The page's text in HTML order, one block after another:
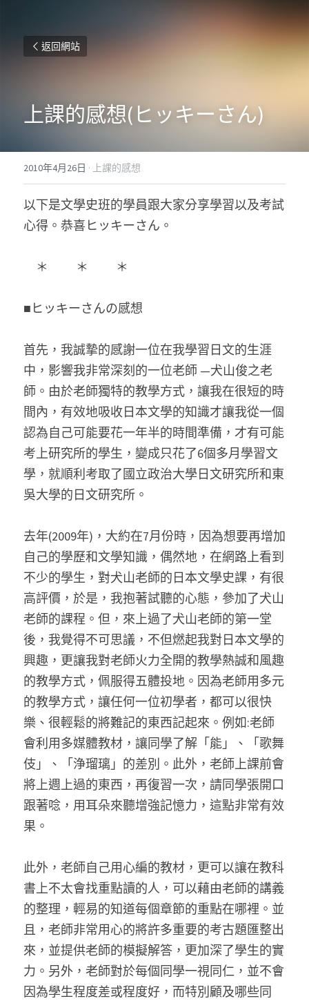
返回網站
上課的感想(ヒッキーさん)
2010年4月26日 · 上課的感想
以下是文學史班的學員跟大家分享學習以及考試
心得。恭喜ヒッキーさん。
＊　　 ＊ 　　＊
■ヒッキーさんの感想
首先，我誠摯的感謝一位在我學習日文的生涯
中，影響我非常深刻的一位老師 —犬山俊之老
師。由於老師獨特的教學方式，讓我在很短的時
間內，有效地吸收日本文學的知識才讓我從一個
認為自己可能要花一年半的時間準備，才有可能
考上研究所的學生，變成只花了6個多月學習文
學，就順利考取了國立政治大學日文研究所和東
吳大學的日文研究所。
去年(2009年)，大約在7月份時，因為想要再增加
自己的學歷和文學知識，偶然地，在網路上看到
不少的學生，對犬山老師的日本文學史課，有很
高評價，於是，我抱著試聽的心態，參加了犬山
老師的課程。但，來上過了犬山老師的第一堂
後，我覺得不可思議，不但燃起我對日本文學的
興趣，更讓我對老師火力全開的教學熱誠和風趣
的教學方式，佩服得五體投地。因為老師用多元
的教學方式，讓任何一位初學者，都可以很快
樂、很輕鬆的將難記的東西記起來。例如:老師
會利用多媒體教材，讓同學了解「能」、「歌舞
伎」、「浄瑠璃」的差別。此外，老師上課前會
將上週上過的東西，再復習一次，請同學張開口
跟著唸，用耳朵來聽增強記憶力，這點非常有效
果。
此外，老師自己用心編的教材，更可以讓在教科
書上不太會找重點讀的人，可以藉由老師的講義
的整理，輕易的知道每個章節的重點在哪裡。並
且，老師非常用心的將許多重要的考古題匯整出
來，並提供老師的模擬解答，更加深了學生的實
力。另外，老師對於每個同學一視同仁，並不會
因為學生程度差或程度好，而特別顧及哪些同